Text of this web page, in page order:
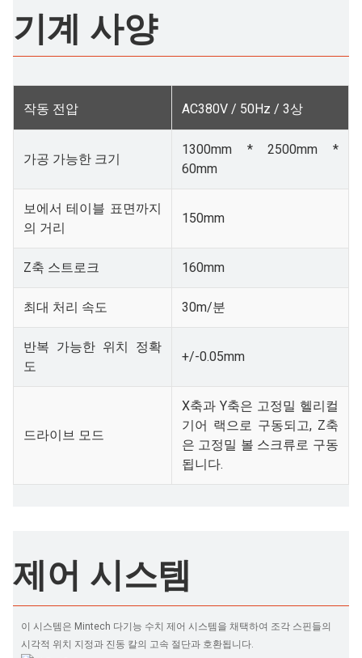
기계 사양
작동 전압 AC380V / 50Hz / 3상
가공 가능한 크기
1300mm * 2500mm *
60mm
보에서 테이블 표면까지
의 거리
150mm
Z축 스트로크 160mm
최대 처리 속도 30m/분
반복 가능한 위치 정확
도
+/-0.05mm
드라이브 모드
X축과 Y축은 고정밀 헬리컬
기어 랙으로 구동되고, Z축
은 고정밀 볼 스크류로 구동
됩니다.
제어 시스템
이 시스템은 Mintech 다기능 수치 제어 시스템을 채택하여 조각 스핀들의
시각적 위치 지정과 진동 칼의 고속 절단과 호환됩니다.